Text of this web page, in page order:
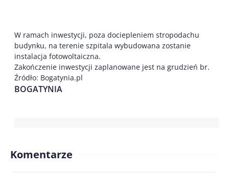
W ramach inwestycji, poza dociepleniem stropodachu
budynku, na terenie szpitala wybudowana zostanie
instalacja fotowoltaiczna.
Zakończenie inwestycji zaplanowane jest na grudzień br.
Źródło: Bogatynia.pl
BOGATYNIA
Komentarze